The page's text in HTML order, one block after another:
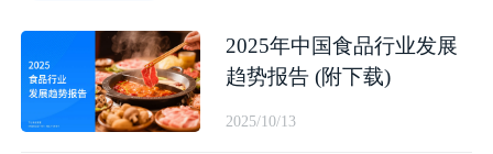
2025年中国食品行业发展
趋势报告 (附下载)
2025/10/13